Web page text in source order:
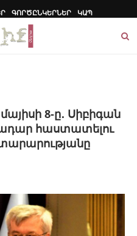
ԳՈՐԾԸՆԿԵՐՆԵՐ ԿԱՊ
8-ը․ Սիբիգան
հաստատելու